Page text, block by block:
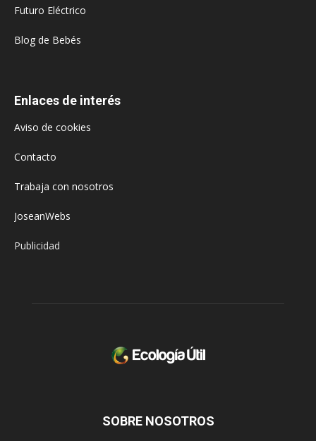
Futuro Eléctrico
Blog de Bebés
Enlaces de interés
Aviso de cookies
Contacto
Trabaja con nosotros
JoseanWebs
Publicidad
SOBRE NOSOTROS